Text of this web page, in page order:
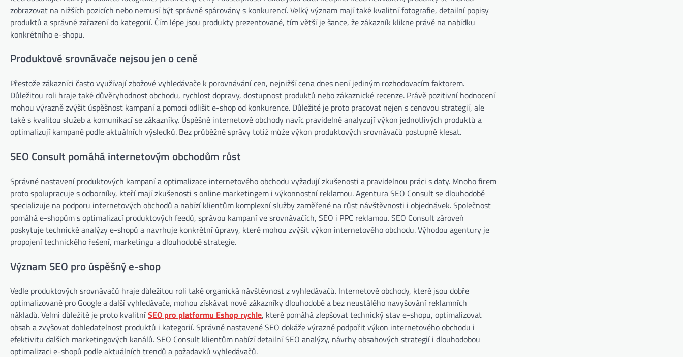
zobrazovat na nižších pozicích nebo nemusí být správně spárovány s konkurencí. Velký význam mají také kvalitní fotografie, detailní popisy
produktů a správné zařazení do kategorií. Čím lépe jsou produkty prezentované, tím větší je šance, že zákazník klikne právě na nabídku
konkrétního e-shopu.
Produktové srovnávače nejsou jen o ceně
Přestože zákazníci často využívají zbožové vyhledávače k porovnávání cen, nejnižší cena dnes není jediným rozhodovacím faktorem.
Důležitou roli hraje také důvěryhodnost obchodu, rychlost dopravy, dostupnost produktů nebo zákaznické recenze. Právě pozitivní hodnocení
mohou výrazně zvýšit úspěšnost kampaní a pomoci odlišit e-shop od konkurence. Důležité je proto pracovat nejen s cenovou strategií, ale
také s kvalitou služeb a komunikací se zákazníky. Úspěšné internetové obchody navíc pravidelně analyzují výkon jednotlivých produktů a
optimalizují kampaně podle aktuálních výsledků. Bez průběžné správy totiž může výkon produktových srovnávačů postupně klesat.
SEO Consult pomáhá internetovým obchodům růst
Správné nastavení produktových kampaní a optimalizace internetového obchodu vyžadují zkušenosti a pravidelnou práci s daty. Mnoho firem
proto spolupracuje s odborníky, kteří mají zkušenosti s online marketingem i výkonnostní reklamou. Agentura SEO Consult se dlouhodobě
specializuje na podporu internetových obchodů a nabízí klientům komplexní služby zaměřené na růst návštěvnosti i objednávek. Společnost
pomáhá e-shopům s optimalizací produktových feedů, správou kampaní ve srovnávačích, SEO i PPC reklamou. SEO Consult zároveň
poskytuje technické analýzy e-shopů a navrhuje konkrétní úpravy, které mohou zvýšit výkon internetového obchodu. Výhodou agentury je
propojení technického řešení, marketingu a dlouhodobé strategie.
Význam SEO pro úspěšný e-shop
Vedle produktových srovnávačů hraje důležitou roli také organická návštěvnost z vyhledávačů. Internetové obchody, které jsou dobře
optimalizované pro Google a další vyhledávače, mohou získávat nové zákazníky dlouhodobě a bez neustálého navyšování reklamních
nákladů. Velmi důležité je proto kvalitníSEO pro platformu Eshop rychle, které pomáhá zlepšovat technický stav e-shopu, optimalizovat
obsah a zvyšovat dohledatelnost produktů i kategorií. Správně nastavené SEO dokáže výrazně podpořit výkon internetového obchodu i
efektivitu dalších marketingových kanálů. SEO Consult klientům nabízí detailní SEO analýzy, návrhy obsahových strategií i dlouhodobou
optimalizaci e-shopů podle aktuálních trendů a požadavků vyhledávačů.